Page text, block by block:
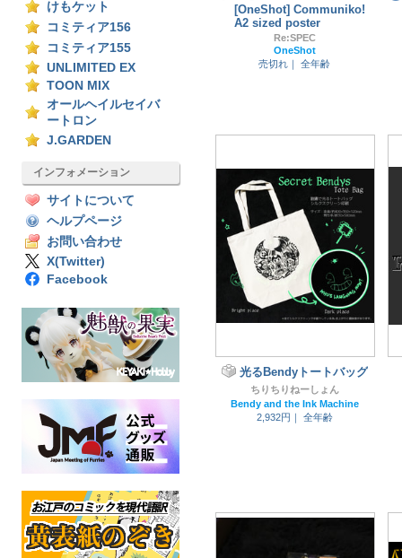
けもケット
コミティア156
コミティア155
UNLIMITED EX
TOON MIX
オールヘイルセイバ
ートロン
J.GARDEN
インフォメーション
サイトについて
ヘルプページ
お問い合わせ
X(Twitter)
Facebook
[OneShot] Communiko!
A2 sized poster
Re:SPEC
OneShot
売切れ｜
全年齢
光るBendyトートバッグ
ちりちりねーしょん
Bendy and the Ink Machine
2,932円｜
全年齢